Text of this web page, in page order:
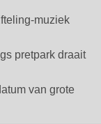
muziek
pretpark draait
van grote